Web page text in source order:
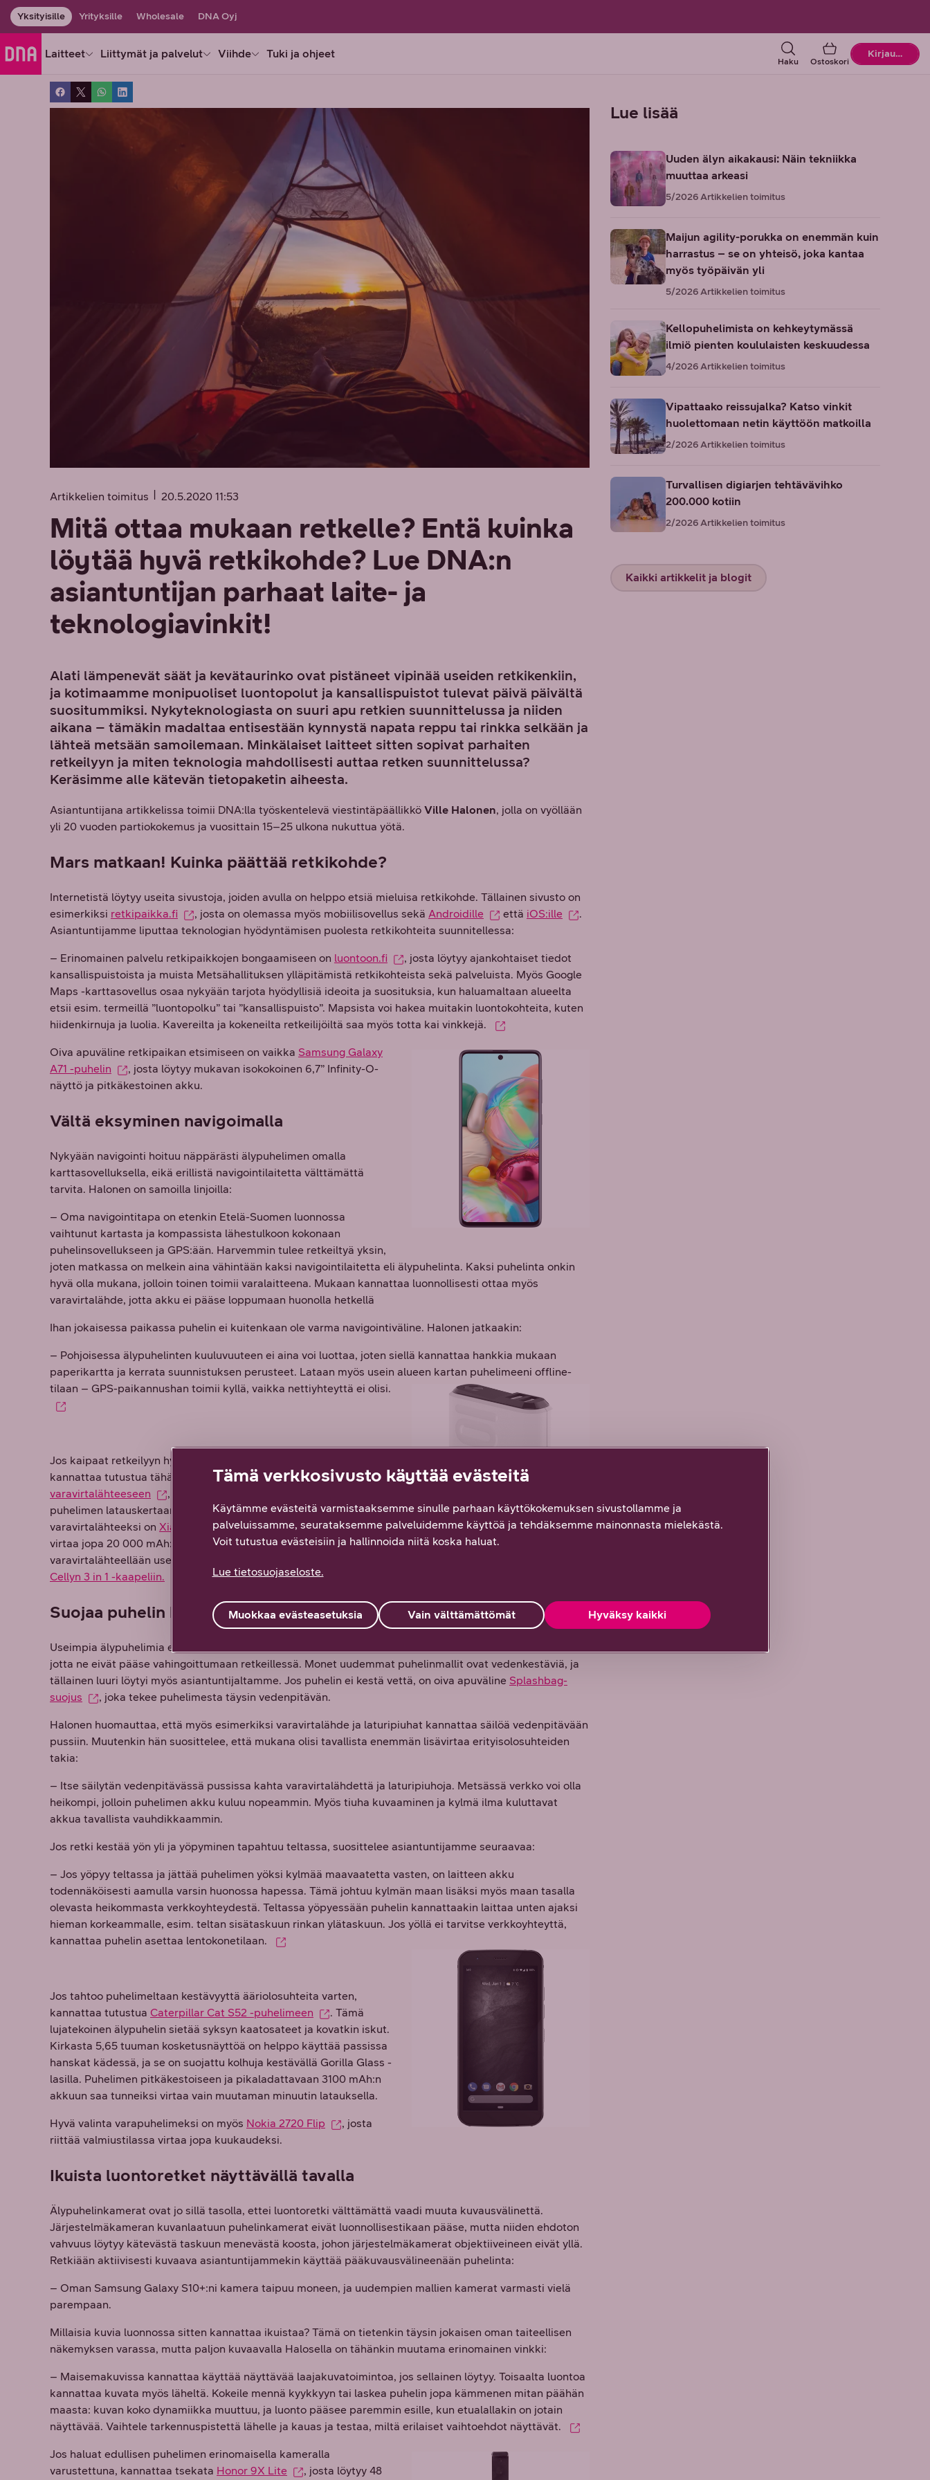
Yksityisille Yrityksille Wholesale DNA Oyj
Laitteet Liittymät ja palvelut Viihde Tuki ja ohjeet
Haku Ostoskori
Ostoskori
Kirjaudu
Artikkelien toimitus 20.5.2020 11:53
Mitä ottaa mukaan retkelle? Entä kuinka
löytää hyvä retkikohde? Lue DNA:n
asiantuntijan parhaat laite- ja
teknologiavinkit!
Alati lämpenevät säät ja kevätaurinko ovat pistäneet vipinää useiden retkikenkiin,
ja kotimaamme monipuoliset luontopolut ja kansallispuistot tulevat päivä päivältä
suositummiksi. Nykyteknologiasta on suuri apu retkien suunnittelussa ja niiden
aikana – tämäkin madaltaa entisestään kynnystä napata reppu tai rinkka selkään ja
lähteä metsään samoilemaan. Minkälaiset laitteet sitten sopivat parhaiten
retkeilyyn ja miten teknologia mahdollisesti auttaa retken suunnittelussa?
Keräsimme alle kätevän tietopaketin aiheesta.
Asiantuntijana artikkelissa toimii DNA:lla työskentelevä viestintäpäällikkö Ville Halonen, jolla on vyöllään
yli 20 vuoden partiokokemus ja vuosittain 15–25 ulkona nukuttua yötä.
Mars matkaan! Kuinka päättää retkikohde?
Internetistä löytyy useita sivustoja, joiden avulla on helppo etsiä mieluisa retkikohde. Tällainen sivusto on
esimerkiksi retkipaikka.fi , josta on olemassa myös mobiilisovellus sekä Androidille että iOS:ille
.
Asiantuntijamme liputtaa teknologian hyödyntämisen puolesta retkikohteita suunnitellessa:
– Erinomainen palvelu retkipaikkojen bongaamiseen on luontoon.fi
, josta löytyy ajankohtaiset tiedot
kansallispuistoista ja muista Metsähallituksen ylläpitämistä retkikohteista sekä palveluista. Myös Google
Maps -karttasovellus osaa nykyään tarjota hyödyllisiä ideoita ja suosituksia, kun haluamaltaan alueelta
etsii esim. termeillä ”luontopolku” tai ”kansallispuisto”. Mapsista voi hakea muitakin luontokohteita, kuten
hiidenkirnuja ja luolia. Kavereilta ja kokeneilta retkeilijöiltä saa myös totta kai vinkkejä.
Oiva apuväline retkipaikan etsimiseen on vaikka Samsung Galaxy
A71 -puhelin
, josta löytyy mukavan isokokoinen 6,7” Infinity-O-
näyttö ja pitkäkestoinen akku.
Vältä eksyminen navigoimalla
Nykyään navigointi hoituu näppärästi älypuhelimen omalla
karttasovelluksella, eikä erillistä navigointilaitetta välttämättä
tarvita. Halonen on samoilla linjoilla:
– Oma navigointitapa on etenkin Etelä-Suomen luonnossa
vaihtunut kartasta ja kompassista lähestulkoon kokonaan
puhelinsovellukseen ja GPS:ään. Harvemmin tulee retkeiltyä yksin,
joten matkassa on melkein aina vähintään kaksi navigointilaitetta eli älypuhelinta. Kaksi puhelinta onkin
hyvä olla mukana, jolloin toinen toimii varalaitteena. Mukaan kannattaa luonnollisesti ottaa myös
varavirtalähde, jotta akku ei pääse loppumaan huonolla hetkellä
Ihan jokaisessa paikassa puhelin ei kuitenkaan ole varma navigointiväline. Halonen jatkaakin:
– Pohjoisessa älypuhelinten kuuluvuuteen ei aina voi luottaa, joten siellä kannattaa hankkia mukaan
paperikartta ja kerrata suunnistuksen perusteet. Lataan myös usein alueen kartan puhelimeeni offline-
tilaan – GPS-paikannushan toimii kyllä, vaikka nettiyhteyttä ei olisi.
Jos kaipaat retkeilyyn hyvin soveltuvaa varavirtalähdettä,
kannattaa tutustua tähän
Cellyn Power Delivery -
varavirtalähteeseen
, josta riittää virtaa yhteensä jopa useaan
puhelimen latauskertaan. Toinen erinomainen vaihtoehto
varavirtalähteeksi on Xiaomi Redmi -varavirtalähde
, josta löytyy
virtaa jopa 20 000 mAh:n verran. Jos muuten haluaa ladata
varavirtalähteellään useampaa erilaista laitetta, voi tutustua tähän
Cellyn 3 in 1 -kaapeliin.
Suojaa puhelin kolhuja ja roiskeita vastaan
Useimpia älypuhelimia ei varsinaisesti ole suunniteltu retkeilykäyttöön, joten ne kannattaa suojata hyvin,
jotta ne eivät pääse vahingoittumaan retkeillessä. Monet uudemmat puhelinmallit ovat vedenkestäviä, ja
tällainen luuri löytyi myös asiantuntijaltamme. Jos puhelin ei kestä vettä, on oiva apuväline Splashbag-
suojus
, joka tekee puhelimesta täysin vedenpitävän.
Halonen huomauttaa, että myös esimerkiksi varavirtalähde ja laturipiuhat kannattaa säilöä vedenpitävään
pussiin. Muutenkin hän suosittelee, että mukana olisi tavallista enemmän lisävirtaa erityisolosuhteiden
takia:
– Itse säilytän vedenpitävässä pussissa kahta varavirtalähdettä ja laturipiuhoja. Metsässä verkko voi olla
heikompi, jolloin puhelimen akku kuluu nopeammin. Myös tiuha kuvaaminen ja kylmä ilma kuluttavat
akkua tavallista vauhdikkaammin.
Jos retki kestää yön yli ja yöpyminen tapahtuu teltassa, suosittelee asiantuntijamme seuraavaa:
– Jos yöpyy teltassa ja jättää puhelimen yöksi kylmää maavaatetta vasten, on laitteen akku
todennäköisesti aamulla varsin huonossa hapessa. Tämä johtuu kylmän maan lisäksi myös maan tasalla
olevasta heikommasta verkkoyhteydestä. Teltassa yöpyessään puhelin kannattaakin laittaa unten ajaksi
hieman korkeammalle, esim. teltan sisätaskuun rinkan ylätaskuun. Jos yöllä ei tarvitse verkkoyhteyttä,
kannattaa puhelin asettaa lentokonetilaan.
Jos tahtoo puhelimeltaan kestävyyttä ääriolosuhteita varten,
kannattaa tutustua Caterpillar Cat S52 -puhelimeen
. Tämä
lujatekoinen älypuhelin sietää syksyn kaatosateet ja kovatkin iskut.
Kirkasta 5,65 tuuman kosketusnäyttöä on helppo käyttää passissa
hanskat kädessä, ja se on suojattu kolhuja kestävällä Gorilla Glass -
lasilla. Puhelimen pitkäkestoiseen ja pikaladattavaan 3100 mAh:n
akkuun saa tunneiksi virtaa vain muutaman minuutin latauksella.
Hyvä valinta varapuhelimeksi on myös Nokia 2720 Flip
, josta
riittää valmiustilassa virtaa jopa kuukaudeksi.
Ikuista luontoretket näyttävällä tavalla
Älypuhelinkamerat ovat jo sillä tasolla, ettei luontoretki välttämättä vaadi muuta kuvausvälinettä.
Järjestelmäkameran kuvanlaatuun puhelinkamerat eivät luonnollisestikaan pääse, mutta niiden ehdoton
vahvuus löytyy kätevästä taskuun menevästä koosta, johon järjestelmäkamerat objektiiveineen eivät yllä.
Retkiään aktiivisesti kuvaava asiantuntijammekin käyttää pääkuvausvälineenään puhelinta:
– Oman Samsung Galaxy S10+:ni kamera taipuu moneen, ja uudempien mallien kamerat varmasti vielä
parempaan.
Millaisia kuvia luonnossa sitten kannattaa ikuistaa? Tämä on tietenkin täysin jokaisen oman taiteellisen
näkemyksen varassa, mutta paljon kuvaavalla Halosella on tähänkin muutama erinomainen vinkki:
– Maisemakuvissa kannattaa käyttää näyttävää laajakuvatoimintoa, jos sellainen löytyy. Toisaalta luontoa
kannattaa kuvata myös läheltä. Kokeile mennä kyykkyyn tai laskea puhelin jopa kämmenen mitan päähän
maasta: kuvan koko dynamiikka muuttuu, ja luonto pääsee paremmin esille, kun etualallakin on jotain
näyttävää. Vaihtele tarkennuspistettä lähelle ja kauas ja testaa, miltä erilaiset vaihtoehdot näyttävät.
Jos haluat edullisen puhelimen erinomaisella kameralla
varustettuna, kannattaa tsekata Honor 9X Lite , josta löytyy 48
Lue lisää
Uuden älyn aikakausi: Näin tekniikka
muuttaa arkeasi
5/2026Artikkelien toimitus
Maijun agility-porukka on enemmän kuin
harrastus – se on yhteisö, joka kantaa
myös työpäivän yli
5/2026Artikkelien toimitus
Kellopuhelimista on kehkeytymässä
ilmiö pienten koululaisten keskuudessa
4/2026Artikkelien toimitus
Vipattaako reissujalka? Katso vinkit
huolettomaan netin käyttöön matkoilla
2/2026Artikkelien toimitus
Turvallisen digiarjen tehtävävihko
200.000 kotiin
2/2026Artikkelien toimitus
Kaikki artikkelit ja blogit
Tämä verkkosivusto käyttää evästeitä
Käytämme evästeitä varmistaaksemme sinulle parhaan käyttökokemuksen sivustollamme ja
palveluissamme, seurataksemme palveluidemme käyttöä ja tehdäksemme mainonnasta mielekästä.
Voit tutustua evästeisiin ja hallinnoida niitä koska haluat.
Lue tietosuojaseloste.
Vain välttämättömät Hyväksy kaikki
Muokkaa evästeasetuksia